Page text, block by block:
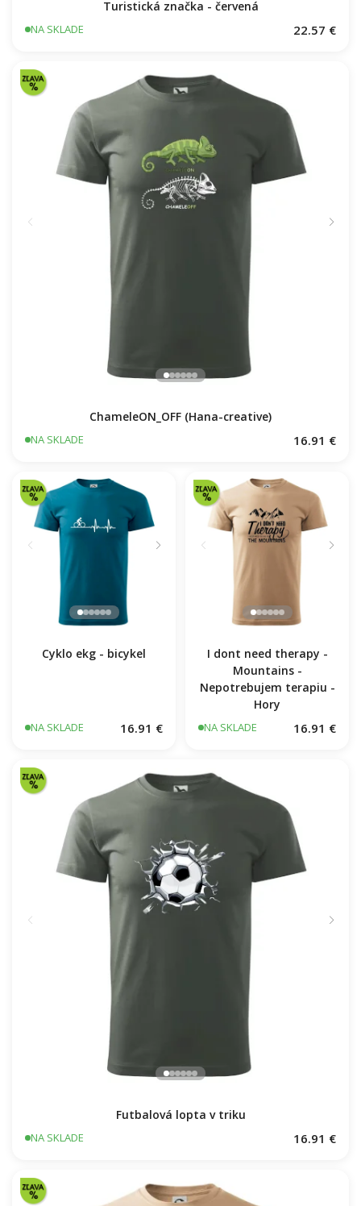
Turistická značka - červená
NA SKLADE 22.57 €
ChameleON_OFF (Hana-creative)
NA SKLADE 16.91 €
Cyklo ekg - bicykel
NA SKLADE 16.91 €
I dont need therapy -
Mountains -
Nepotrebujem terapiu -
Hory
NA SKLADE 16.91 €
Futbalová lopta v triku
NA SKLADE 16.91 €